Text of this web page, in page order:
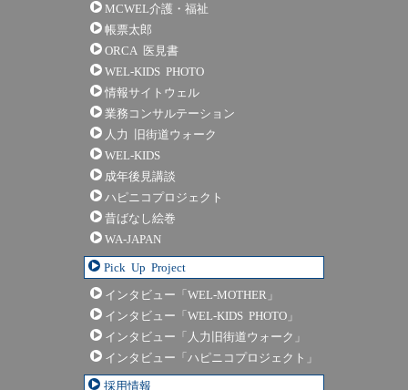
MCWEL介護・福祉
帳票太郎
ORCA 医見書
WEL-KIDS PHOTO
情報サイトウェル
業務コンサルテーション
人力 旧街道ウォーク
WEL-KIDS
成年後見講談
ハピニコプロジェクト
昔ばなし絵巻
WA-JAPAN
Pick Up Project
インタビュー「WEL-MOTHER」
インタビュー「WEL-KIDS PHOTO」
インタビュー「人力旧街道ウォーク」
インタビュー「ハピニコプロジェクト」
採用情報